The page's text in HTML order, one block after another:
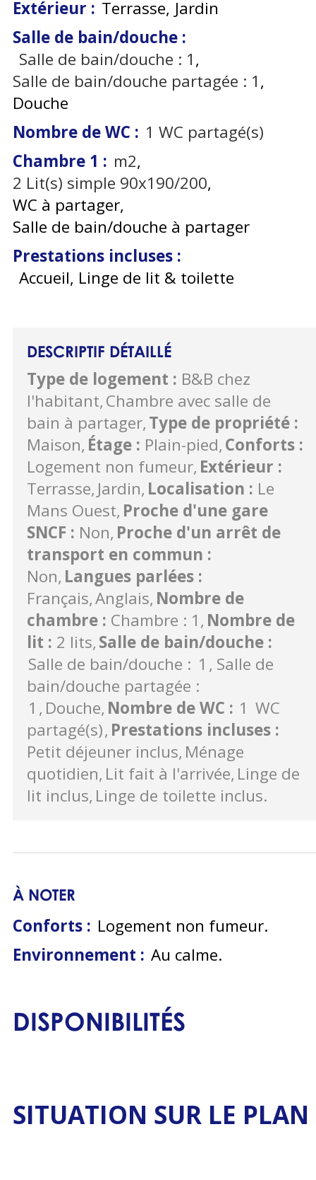
Extérieur : Terrasse Jardin
Salle de bain/douche :
Salle de bain/douche : 1
Salle de bain/douche partagée : 1
Douche
Nombre de WC : 1 WC partagé(s)
Chambre 1 : m2
2 Lit(s) simple 90x190/200
WC à partager
Salle de bain/douche à partager
Prestations incluses :
Accueil, Linge de lit & toilette
DESCRIPTIF DÉTAILLÉ
Type de logement : B&B chez
l'habitant Chambre avec salle de
bain à partager Type de propriété :
Maison Étage : Plain-pied Conforts :
Logement non fumeur Extérieur :
Terrasse Jardin Localisation : Le
Mans Ouest Proche d'une gare
SNCF : Non Proche d'un arrêt de
transport en commun :
Non Langues parlées :
Français Anglais Nombre de
chambre : Chambre : 1 Nombre de
lit : 2 lits Salle de bain/douche :
Salle de bain/douche : 1
Salle de
bain/douche partagée :
1 Douche Nombre de WC : 1 WC
partagé(s) Prestations incluses :
Petit déjeuner inclus Ménage
quotidien Lit fait à l'arrivée Linge de
lit inclus Linge de toilette inclus
À NOTER
Conforts : Logement non fumeur
Environnement : Au calme
DISPONIBILITÉS
SITUATION SUR LE PLAN